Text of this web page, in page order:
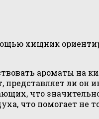
хищник
ароматы на
ли он
что
что помогает не